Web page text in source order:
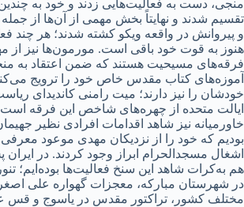
منجی، دست به فعالیت‌هایی زدند و خود به
تقسیم شدند و نهایتاً بخش مهمی از آن‌ها از
و پیروانش در واقعه ویکو کشته شدند؛ هر چند
هنوز به قوت خود باقی است. مورمون‌ها نیز از
فرقه‌های مسیحیت هستند که ضمن اعتقاد به
آموزه‌های کتاب مقدس خاص خود را ترویج
خودشان را نیز دارند؛ میت رامنی کاندیدای
ایالت متحده از چهره‌های شاخص این فرقه
خاورمیانه نیز شاهد اقدامات‌ افرادی نظیر
بودیم که خود را از نزدیکان مهدی موعود معرفی و
اشغال مسجدالحرام ابراز وجود کردند. در ایران
هم به‌کرات شاهد این سنخ فعالیت‌ها بوده‌ایم؛
در شهرستان مبارکه، معجزات گهواره علی
مختلف کشور، تراکتور مقدس در یاسوج و قس